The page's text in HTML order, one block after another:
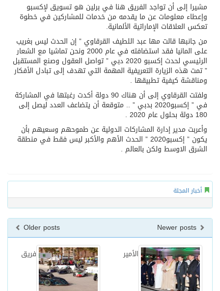
مشيرا إلى أن تواجد الفريق هنا في برلين هو تسويق لإكسبو
وإعطاء معلومات عن ما يقدمه من خدمات للمشاركين في خطوة
تعكس العلاقات الإماراتية الألمانية.
من جانبها قالت مها عبد اللطيف القرقاوي ” إن الحدث ليس بغريب
على المانيا فقد استضافته في عام 2000 ونحن تماشيا مع الشعار
الرئيسي لحدث إكسبو 2020 دبي ” تواصل العقول وصنع المستقبل
” تمت هذه الزيارة التعريفية المهمة التي تهدف إلى تبادل الأفكار
ومناقشة كيفية تطبيقها .
ولفتت القرقاوي إلى أن هناك 90 دولة أكدت رغبتها في المشاركة
في ” إكسبو2020 بدبي ” .. متوقعة أن يتضاعف العدد ليصل إلى
180 دولة بحلول عام 2020 .
وأعربت مدير إدارة المشاركات الدولية عن طموحهم وسعيهم بأن
يكون ” إكسبو2020 ” الحدث الأهم والأكبر ليس فقط في منطقة
الشرق الاوسط ولكن بالعالم .
أخبار المجلة
Older posts
فريق
الأمير